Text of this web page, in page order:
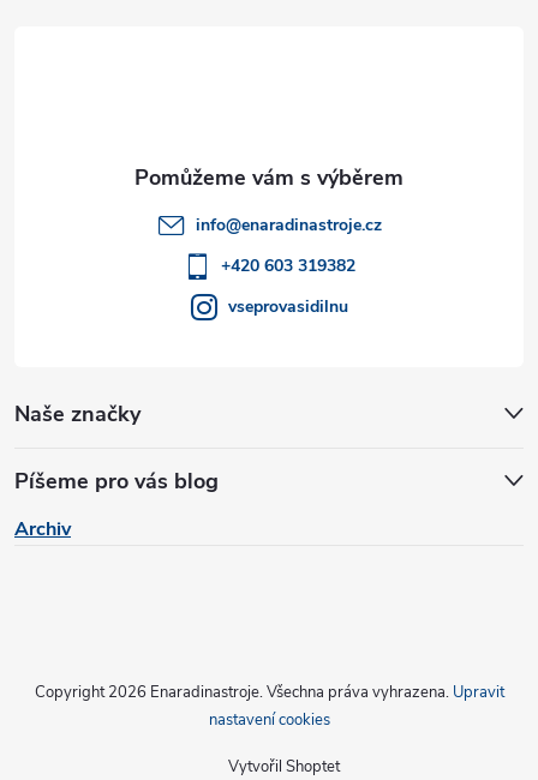
Naše značky
Píšeme pro vás blog
Archiv
info@enaradinastroje.cz
+420 603 319382
vseprovasidilnu
Vytvořil Shoptet
Copyright 2026 Enaradinastroje. Všechna práva vyhrazena. Upravit
nastavení cookies